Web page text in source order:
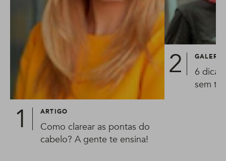
ARTIGO
Como clarear as pontas do
cabelo? A gente te ensina!
GALERIA
6
sem